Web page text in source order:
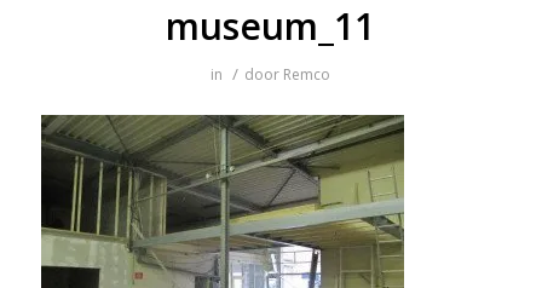
museum_11
in / door Remco